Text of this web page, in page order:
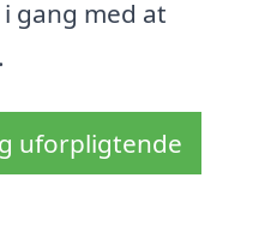
gang med at
uforpligtende